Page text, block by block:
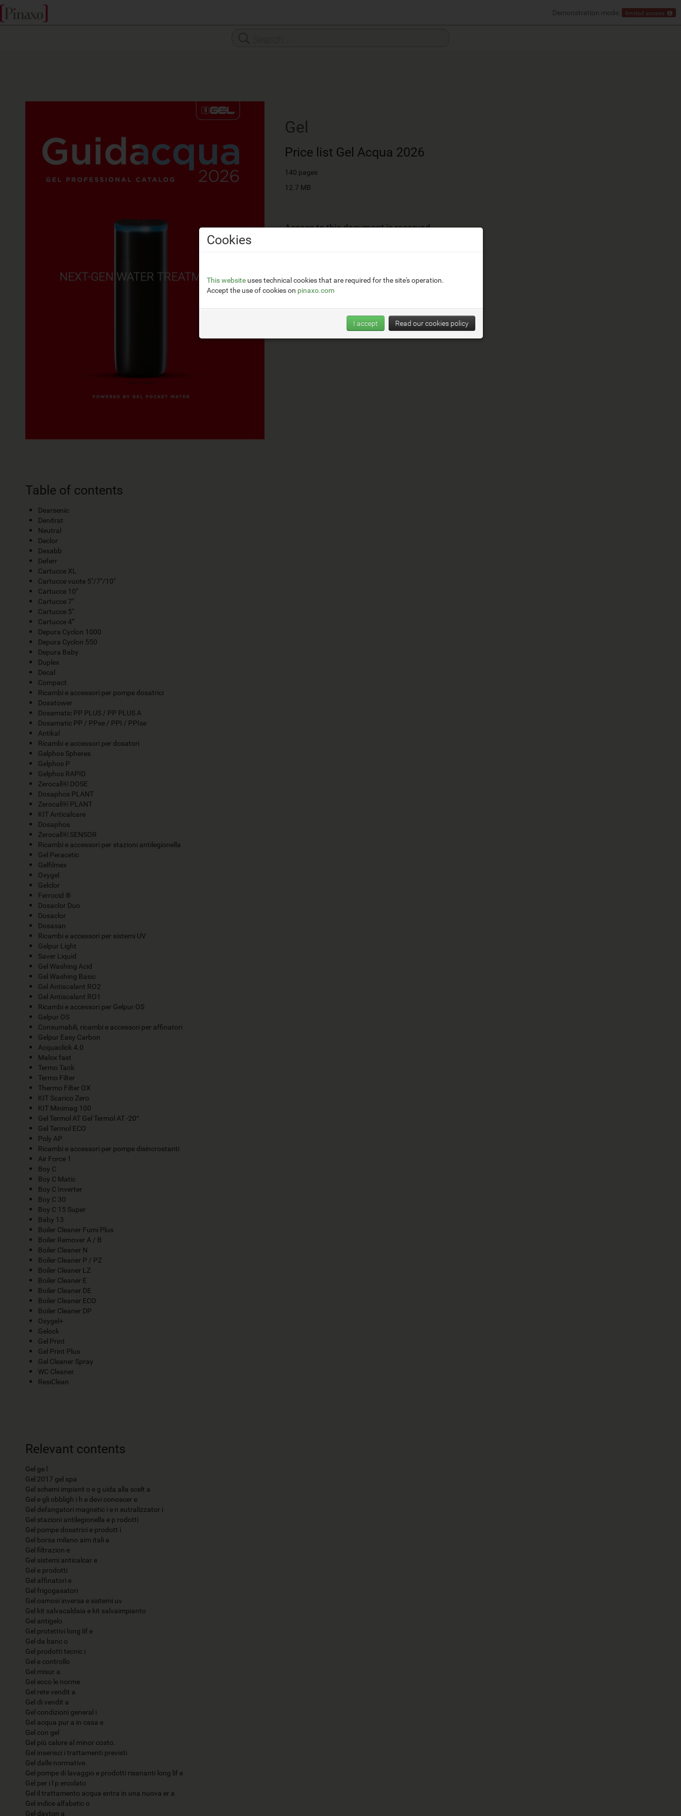
Demonstration mode: limited access
Gel
Price list Gel Acqua 2026
140 pages
12.7 MB
Access to this document is reserved
Back to Gel's documents
Table of contents
Dearsenic
Denitrat
Neutral
Declor
Desabb
Deferr
Cartucce XL
Cartucce vuote 5"/7"/10"
Cartucce 10"
Cartucce 7"
Cartucce 5"
Cartucce 4”
Depura Cyclon 1000
Depura Cyclon 550
Depura Baby
Duplex
Decal
Compact
Ricambi e accessori per pompe dosatrici
Dosatower
Dosamatic PP PLUS / PP PLUS A
Dosamatic PP / PPse / PPI / PPIse
Antikal
Ricambi e accessori per dosatori
Gelphos Spheres
Gelphos P
Gelphos RAPID
Zerocal￼ DOSE
Dosaphos PLANT
Zerocal￼ PLANT
KIT Anticalcare
Dosaphos
Zerocal￼ SENSOR
Ricambi e accessori per stazioni antilegionella
Gel Peracetic
Gelfilmex
Oxygel
Gelclor
Ferrocid ®
Dosaclor Duo
Dosaclor
Dosasan
Ricambi e accessori per sistemi UV
Gelpur Light
Saver Liquid
Gel Washing Acid
Gel Washing Basic
Gel Antiscalant RO2
Gel Antiscalant RO1
Ricambi e accessori per Gelpur OS
Gelpur OS
Consumabili, ricambi e accessori per affinatori
Gelpur Easy Carbon
Acquaclick 4.0
Malox fast
Termo Tank
Termo Filter
Thermo Filter OX
KIT Scarico Zero
KIT Minimag 100
Gel Termol AT Gel Termol AT -20°
Gel Termol ECO
Poly AP
Ricambi e accessori per pompe disincrostanti
Air Force 1
Boy C
Boy C Matic
Boy C Inverter
Boy C 30
Boy C 15 Super
Baby 13
Boiler Cleaner Fumi Plus
Boiler Remover A / B
Boiler Cleaner N
Boiler Cleaner P / PZ
Boiler Cleaner LZ
Boiler Cleaner E
Boiler Cleaner DE
Boiler Cleaner ECO
Boiler Cleaner DP
Oxygel+
Gelock
Gel Print
Gel Print Plus
Gel Cleaner Spray
WC Cleaner
ResiClean
Relevant contents
Gel ge l
Gel 2017 gel spa
Gel schemi impiant o e g uida alla scelt a
Gel e gli obbligh i h e devi conoscer e
Gel defangatori magnetic i e n eutralizzator i
Gel stazioni antilegionella e p rodotti
Gel pompe dosatrici e prodott i
Gel borsa milano aim itali a
Gel filtrazion e
Gel sistemi anticalcar e
Gel e prodotti
Gel affinatori e
Gel frigogasatori
Gel osmosi inversa e sistemi uv
Gel kit salvacaldaia e kit salvaimpianto
Gel antigelo
Gel protettivi long lif e
Gel da banc o
Gel prodotti tecnic i
Gel e controllo
Gel misur a
Gel ecco le norme
Gel rete vendit a
Gel di vendit a
Gel condizioni general i
Gel acqua pur a in casa e
Gel con gel
Gel più calore al minor costo.
Gel inserisci i trattamenti previsti
Gel dalle normative.
Gel pompe di lavaggio e prodotti risananti long lif e
Gel per i l p ercolato
Gel il trattamento acqua entra in una nuova er a
Gel indice alfabetic o
Gel dayton a
Cookies
This website uses technical cookies that are required for the site's operation.
Accept the use of cookies on pinaxo.com
I accept Read our cookies policy